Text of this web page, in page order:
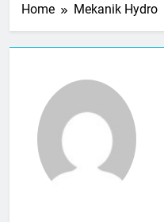
Home Mekanik Hydro